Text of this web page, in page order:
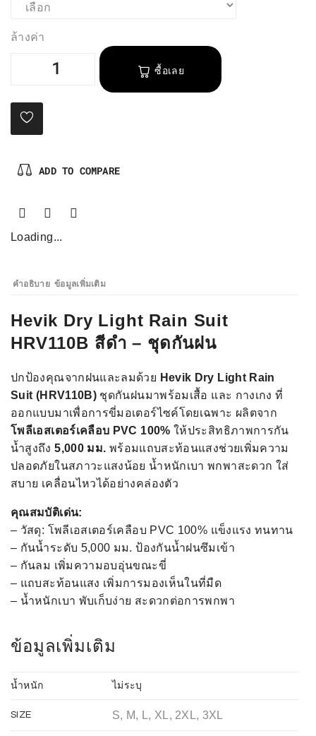
ล้างค่า
ซื้อเลย
ADD TO COMPARE
Loading...
คำอธิบาย ข้อมูลเพิ่มเติม
Hevik Dry Light Rain Suit
HRV110B สีดำ – ชุดกันฝน
ปกป้องคุณจากฝนและลมด้วย Hevik Dry Light Rain
Suit (HRV110B) ชุดกันฝนมาพร้อมเสื้อ และ กางเกง ที่
ออกแบบมาเพื่อการขี่มอเตอร์ไซค์โดยเฉพาะ ผลิตจาก
โพลีเอสเตอร์เคลือบ PVC 100% ให้ประสิทธิภาพการกัน
น้ำสูงถึง5,000 มม. พร้อมแถบสะท้อนแสงช่วยเพิ่มความ
ปลอดภัยในสภาวะแสงน้อย น้ำหนักเบา พกพาสะดวก ใส่
สบาย เคลื่อนไหวได้อย่างคล่องตัว
คุณสมบัติเด่น:
– วัสดุ: โพลีเอสเตอร์เคลือบ PVC 100% แข็งแรง ทนทาน
– กันน้ำระดับ 5,000 มม. ป้องกันน้ำฝนซึมเข้า
– กันลม เพิ่มความอบอุ่นขณะขี่
– แถบสะท้อนแสง เพิ่มการมองเห็นในที่มืด
– น้ำหนักเบา พับเก็บง่าย สะดวกต่อการพกพา
ข้อมูลเพิ่มเติม
น้ำหนัก ไม่ระบุ
SIZE S, M, L, XL, 2XL, 3XL